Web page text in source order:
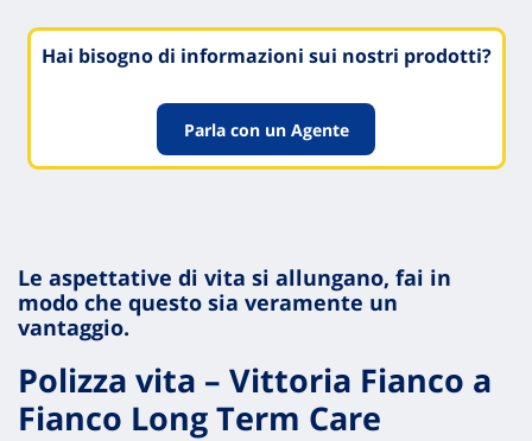
Hai bisogno di informazioni sui nostri prodotti?
Parla con un Agente
Le aspettative di vita si allungano, fai in
modo che questo sia veramente un
vantaggio.
Polizza vita – Vittoria Fianco a
Fianco Long Term Care